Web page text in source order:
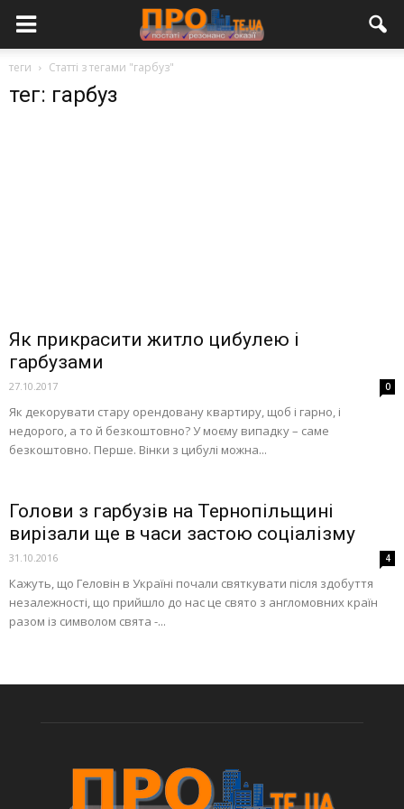
теги Статті з тегами "гарбуз"
тег: гарбуз
Як прикрасити житло цибулею і
гарбузами
27.10.2017 0
Як декорувати стару орендовану квартиру, щоб і гарно, і
недорого, а то й безкоштовно? У моєму випадку – саме
безкоштовно. Перше. Вінки з цибулі можна...
Голови з гарбузів на Тернопільщині
вирізали ще в часи застою соціалізму
31.10.2016 4
Кажуть, що Геловін в Україні почали святкувати після здобуття
незалежності, що прийшло до нас це свято з англомовних країн
разом із символом свята -...